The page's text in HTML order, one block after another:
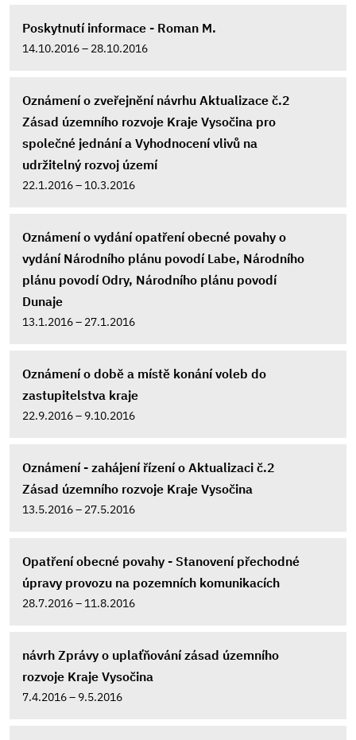
Poskytnutí informace - Roman M.
14.10.2016 – 28.10.2016
Oznámení o zveřejnění návrhu Aktualizace č.2
Zásad územního rozvoje Kraje Vysočina pro
společné jednání a Vyhodnocení vlivů na
udržitelný rozvoj území
22.1.2016 – 10.3.2016
Oznámení o vydání opatření obecné povahy o
vydání Národního plánu povodí Labe, Národního
plánu povodí Odry, Národního plánu povodí
Dunaje
13.1.2016 – 27.1.2016
Oznámení o době a místě konání voleb do
zastupitelstva kraje
22.9.2016 – 9.10.2016
Oznámení - zahájení řízení o Aktualizaci č.2
Zásad územního rozvoje Kraje Vysočina
13.5.2016 – 27.5.2016
Opatření obecné povahy - Stanovení přechodné
úpravy provozu na pozemních komunikacích
28.7.2016 – 11.8.2016
návrh Zprávy o uplaťňování zásad územního
rozvoje Kraje Vysočina
7.4.2016 – 9.5.2016